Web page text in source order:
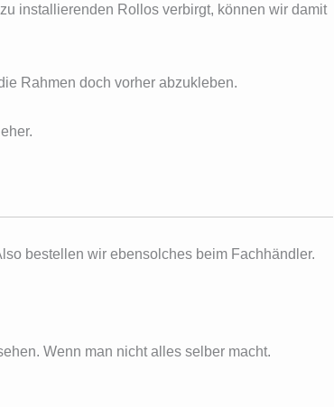
installierenden Rollos verbirgt, können wir damit
Rahmen doch vorher abzukleben.
bestellen wir ebensolches beim Fachhändler.
Wenn man nicht alles selber macht.